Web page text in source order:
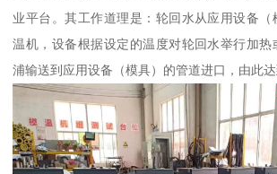
业平台。其工作道理是：轮回水从应用设备（
温机，设备根据设定的温度对轮回水举行加热
浦输送到应用设备（模具）的管道进口，由此达